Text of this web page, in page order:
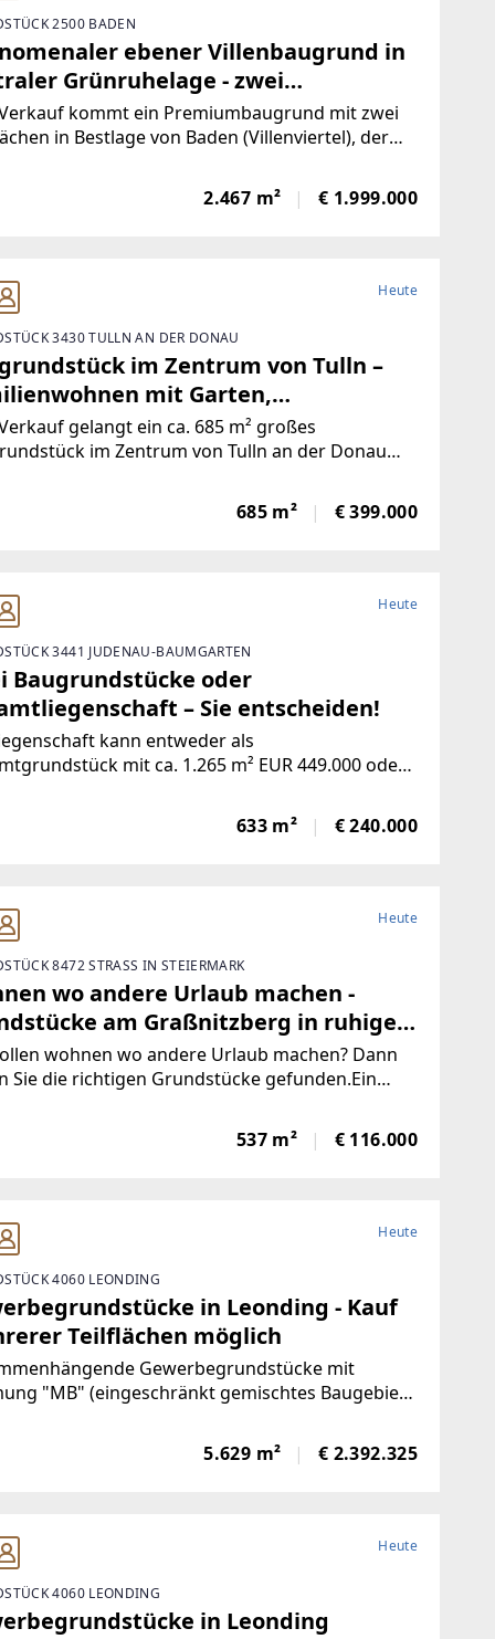
2500 BADEN
ebener Villenbaugrund in
Grünruhelage - zwei
kommt ein Premiumbaugrund mit zwei
in Bestlage von Baden (Villenviertel), der
sowie der Flughafen
2.467 m² € 1.999.000
Heute
3430 TULLN AN DER DONAU
im Zentrum von Tulln –
mit Garten,
und bester Anbindung
gelangt ein ca. 685 m² großes
im Zentrum von Tulln an der Donau
sich in der KG Tulln (20189), EZ 664, GST 951
eine attraktive Grundlage für die Errichtung
685 m² € 399.000
Heute
3441 JUDENAU-BAUMGARTEN
Baugrundstücke oder
– Sie entscheiden!
kann entweder als
mit ca. 1.265 m² EUR 449.000 oder
ca. 632 m² bzw. 633 m² erworben werden.
eignet sich das Angebot sowohl für
633 m² € 240.000
Heute
8472 STRASS IN STEIERMARK
wo andere Urlaub machen -
am Graßnitzberg in ruhiger
zu verkaufen
wohnen wo andere Urlaub machen? Dann
Sie die richtigen Grundstücke gefunden.Ein
359/2 = ca. 537 m²Die Baudichte beträgt neu
537 m² € 116.000
Heute
4060 LEONDING
in Leonding - Kauf
Teilflächen möglich
Gewerbegrundstücke mit
"MB" (eingeschränkt gemischtes Baugebiet)
zu Linz.Die drei Grundstück können
oder gesamt erworben werden.Öffentliche
5.629 m² € 2.392.325
Heute
4060 LEONDING
in Leonding